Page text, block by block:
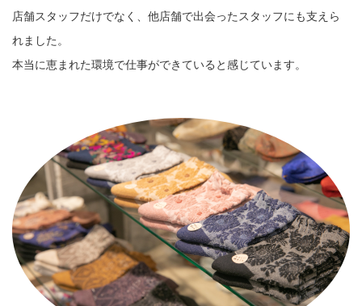
店舗スタッフだけでなく、他店舗で出会ったスタッフにも支えら
れました。
本当に恵まれた環境で仕事ができていると感じています。